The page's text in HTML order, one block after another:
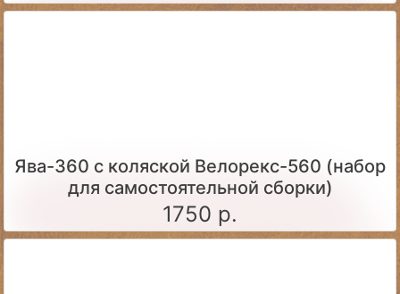
Ява-360 c коляской Велорекс-560 (набор
для самостоятельной сборки)
1750 р.